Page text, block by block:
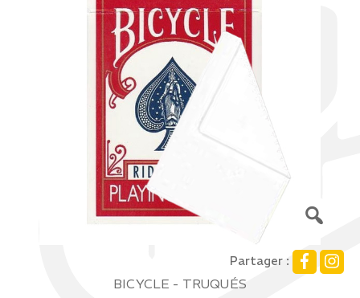
Partager :
BICYCLE - TRUQUÉS